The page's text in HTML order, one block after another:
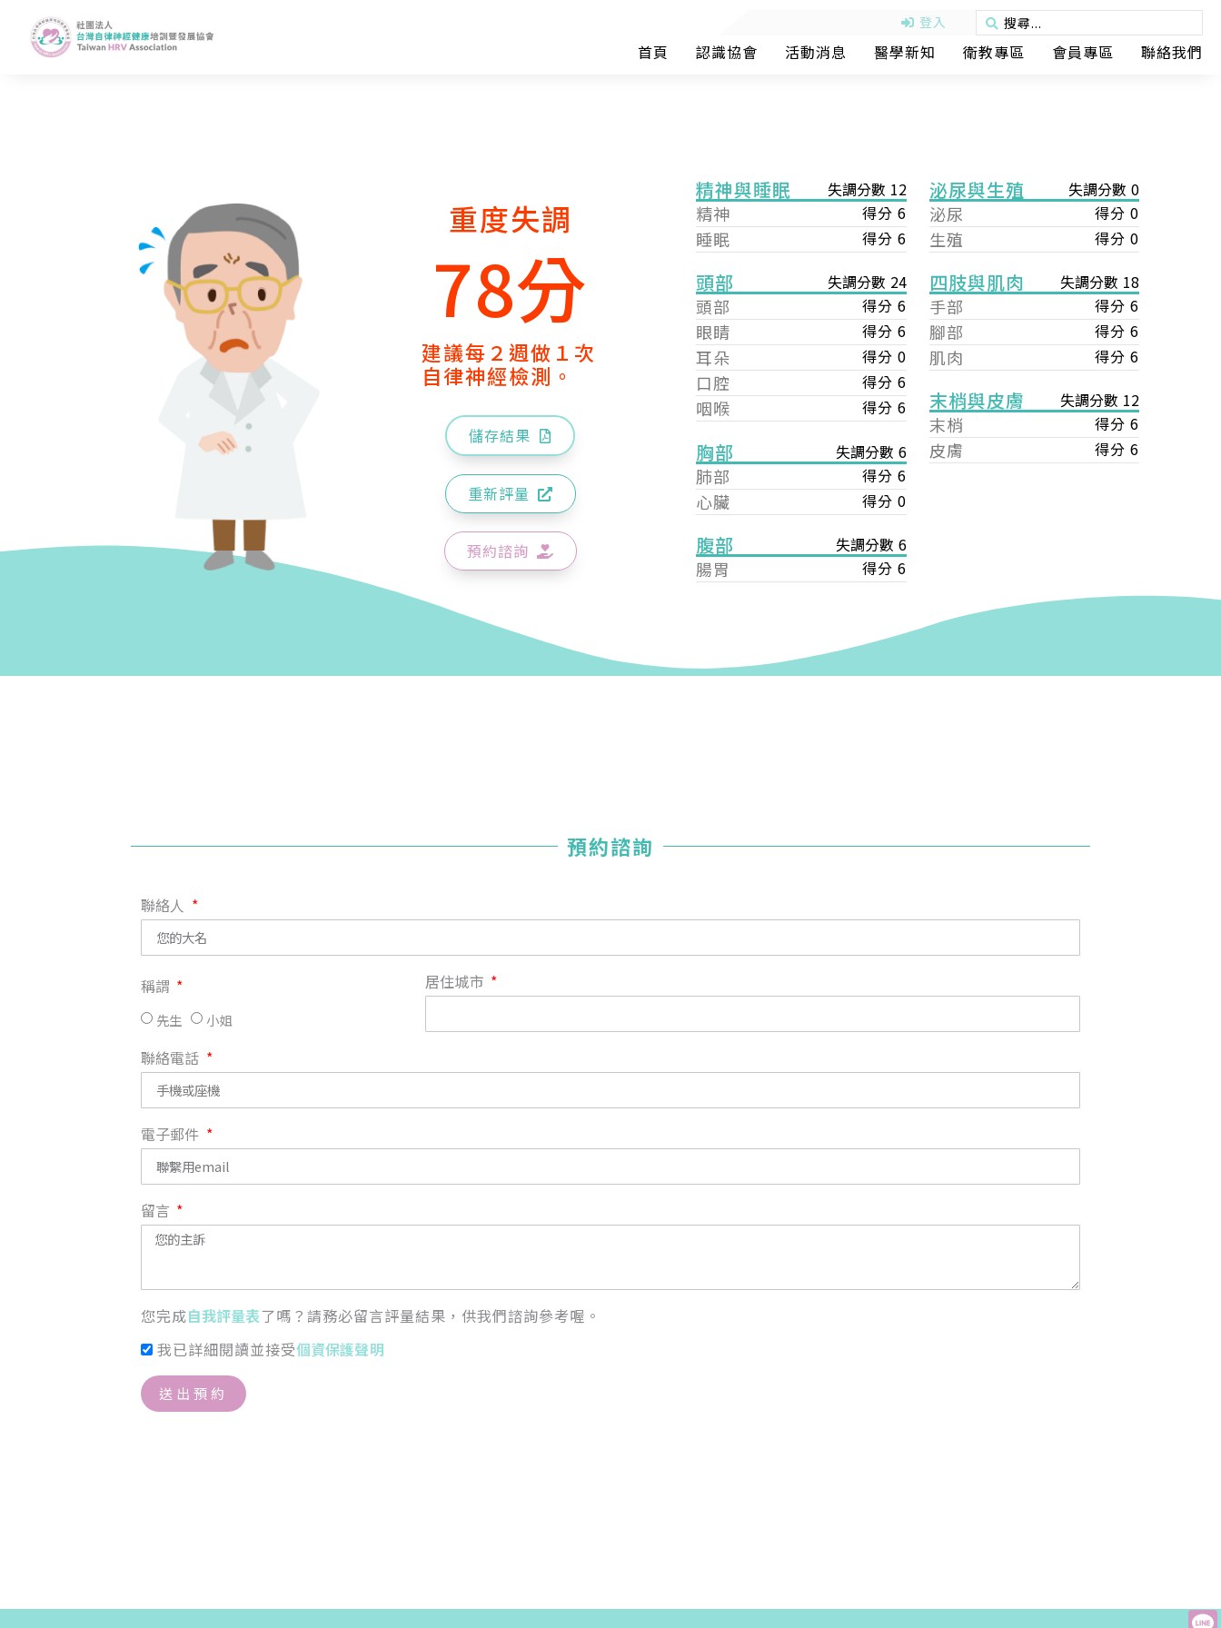
登入
首頁 認識協會 活動消息 醫學新知 衛教專區 會員專區 聯絡我們
重度失調
78分
建議每２週做１次
自律神經檢測。
儲存結果
重新評量
預約諮詢
精神與睡眠 失調分數 12
精神 得分 6
睡眠 得分 6
頭部 失調分數 24
頭部 得分 6
眼睛 得分 6
耳朵 得分 0
口腔 得分 6
咽喉 得分 6
胸部 失調分數 6
肺部 得分 6
心臟 得分 0
腹部 失調分數 6
腸胃 得分 6
泌尿與生殖 失調分數 0
泌尿 得分 0
生殖 得分 0
四肢與肌肉 失調分數 18
手部 得分 6
腳部 得分 6
肌肉 得分 6
末梢與皮膚 失調分數 12
末梢 得分 6
皮膚 得分 6
預約諮詢
聯絡人
稱謂
先生 小姐
居住城市
聯絡電話
電子郵件
留言
您完成自我評量表了嗎？請務必留言評量結果，供我們諮詢參考喔。
我已詳細閱讀並接受個資保護聲明
送出預約
您好，您的會員申請，已成功送出，經本協會理事會審核
【會費】
入會費新臺幣1200元，於會員入會時繳納；常年會費1200
元，於每年度繳納。
戶名: 社團法人台灣自律神經健康培訓暨發展協會